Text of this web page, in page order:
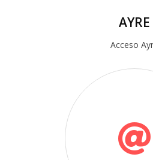
AYRE
Acceso